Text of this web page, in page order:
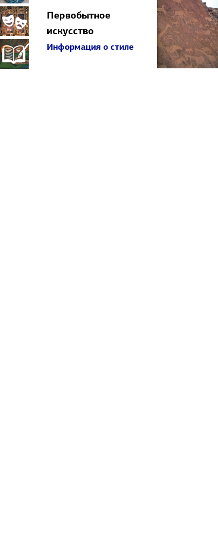
Первобытное
искусство
Информация о стиле
прикладное
искусство
Театрально-
декорационное
Книжная